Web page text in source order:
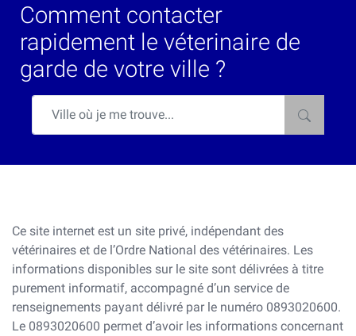
Comment contacter
rapidement le véterinaire de
garde de votre ville ?
Ce site internet est un site privé, indépendant des
vétérinaires et de l’Ordre National des vétérinaires. Les
informations disponibles sur le site sont délivrées à titre
purement informatif, accompagné d’un service de
renseignements payant délivré par le numéro 0893020600.
Le 0893020600 permet d’avoir les informations concernant